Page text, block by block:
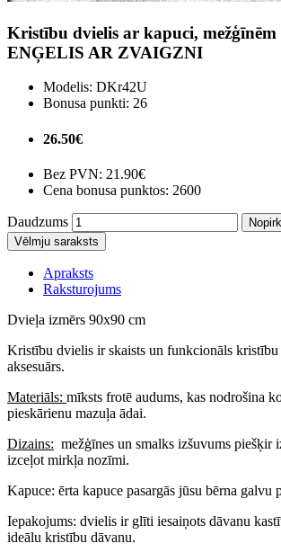
Kristību dvielis ar kapuci,
ENĢELIS AR ZVAIGZNI
Modelis: DKr42U
Bonusa punkti: 26
26.50€
Bez PVN: 21.90€
Cena bonusa punktos: 2600
Daudzums
Vēlmju saraksts
Apraksts
Raksturojums
Dvieļa izmērs 90x90 cm
Kristību dvielis ir skaists un funkcionāls kristību
aksesuārs.
Materiāls: mīksts frotē audums, kas nodrošina
pieskārienu mazuļa ādai.
Dizains: mežģīnes un smalks izšuvums piešķir
izceļot mirkļa nozīmi.
Kapuce: ērta kapuce pasargās jūsu bērna galvu
Iepakojums: dvielis ir glīti iesaiņots dāvanu
ideālu kristību dāvanu.